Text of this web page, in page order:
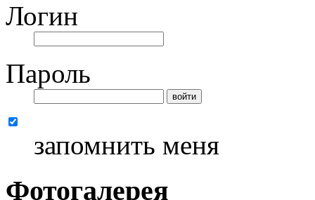
Логин
Пароль
запомнить меня
Фотогалерея